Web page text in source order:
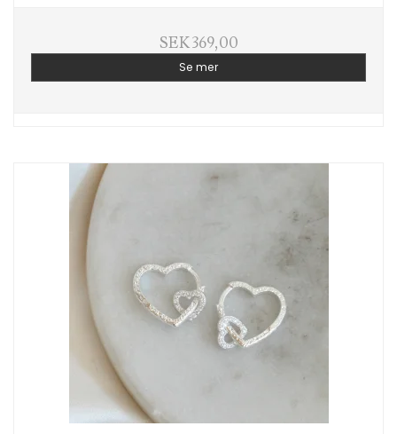
SEK 369,00
Se mer